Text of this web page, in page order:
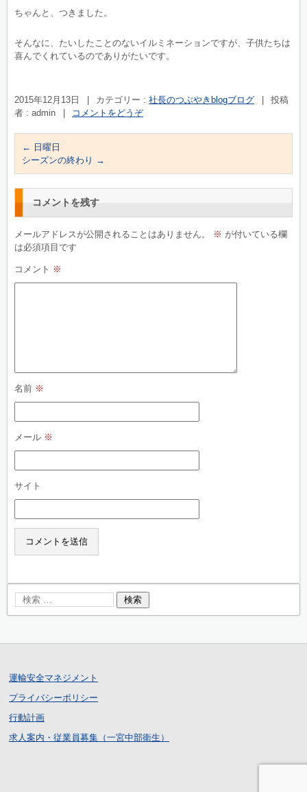
ちゃんと、つきました。
そんなに、たいしたことのないイルミネーションですが、子供たちは
喜んでくれているのでありがたいです。
2015年12月13日 カテゴリー : 社長のつぶやきblogブログ
投稿
者 : admin
コメントをどうぞ
← 日曜日
シーズンの終わり →
コメントを残す
メールアドレスが公開されることはありません。 ※ が付いている欄
は必須項目です
コメント ※
名前 ※
メール ※
サイト
運輸安全マネジメント
プライバシーポリシー
行動計画
求人案内・従業員募集（一宮中部衛生）